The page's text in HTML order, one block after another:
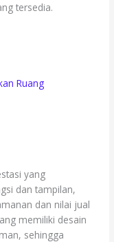
tersedia.
Ruang
yang
dan tampilan,
dan nilai jual
memiliki desain
sehingga